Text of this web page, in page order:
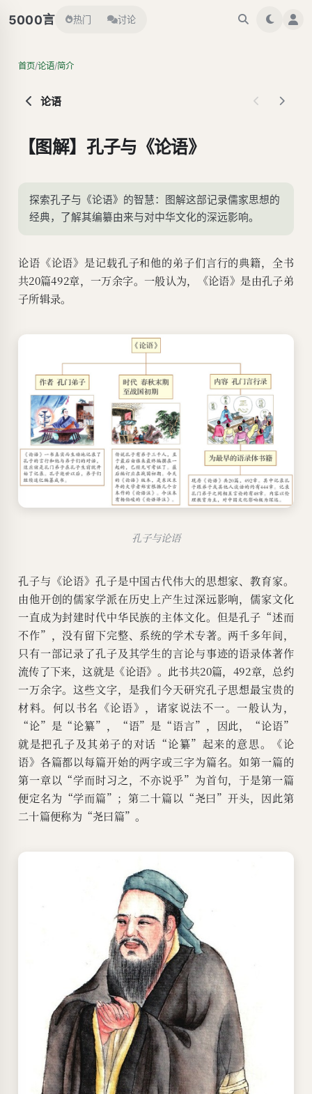
5000言 热门 讨论
首页/论语/简介
论语
【图解】孔子与《论语》
探索孔子与《论语》的智慧：图解这部记录儒家思想的
经典，了解其编纂由来与对中华文化的深远影响。
论语《论语》是记载孔子和他的弟子们言行的典籍，全书
共20篇492章，一万余字。一般认为，《论语》是由孔子弟
子所辑录。
孔子与论语
孔子与《论语》孔子是中国古代伟大的思想家、教育家。
由他开创的儒家学派在历史上产生过深远影响，儒家文化
一直成为封建时代中华民族的主体文化。但是孔子“述而
不作”，没有留下完整、系统的学术专著。两千多年间，
只有一部记录了孔子及其学生的言论与事迹的语录体著作
流传了下来，这就是《论语》。此书共20篇，492章，总约
一万余字。这些文字，是我们今天研究孔子思想最宝贵的
材料。何以书名《论语》，诸家说法不一。一般认为，
“论”是“论纂”，“语”是“语言”，因此，“论语”
就是把孔子及其弟子的对话“论纂”起来的意思。《论
语》各篇都以每篇开始的两字或三字为篇名。如第一篇的
第一章以“学而时习之，不亦说乎”为首句，于是第一篇
便定名为“学而篇”；第二十篇以“尧曰”开头，因此第
二十篇便称为“尧曰篇”。